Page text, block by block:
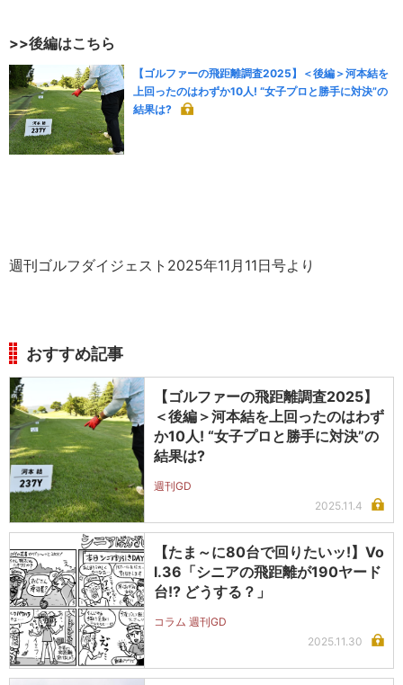
>>後編はこちら
【ゴルファーの飛距離調査2025】＜後編＞河本結を
上回ったのはわずか10人! “女子プロと勝手に対決”の
結果は?
週刊ゴルフダイジェスト2025年11月11日号より
おすすめ記事
【ゴルファーの飛距離調査2025】
＜後編＞河本結を上回ったのはわず
か10人! “女子プロと勝手に対決”の
結果は?
週刊GD
2025.11.4
【たま～に80台で回りたいッ!】Vo
l.36「シニアの飛距離が190ヤード
台!? どうする？」
コラム 週刊GD
2025.11.30